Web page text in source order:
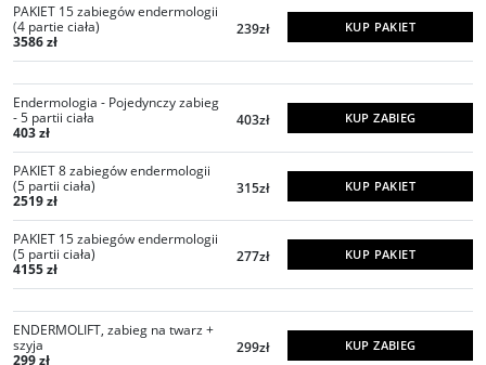
PAKIET 15 zabiegów endermologii
(4 partie ciała)
3586 zł
239zł KUP PAKIET
Endermologia - Pojedynczy zabieg
- 5 partii ciała
403 zł
403zł KUP ZABIEG
PAKIET 8 zabiegów endermologii
(5 partii ciała)
2519 zł
315zł KUP PAKIET
PAKIET 15 zabiegów endermologii
(5 partii ciała)
4155 zł
277zł KUP PAKIET
ENDERMOLIFT, zabieg na twarz +
szyja
299 zł
299zł KUP ZABIEG